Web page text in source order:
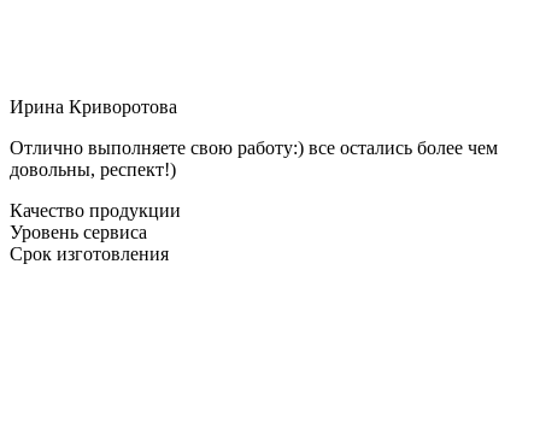
Ирина Криворотова
Отлично выполняете свою работу:) все остались более чем
довольны, респект!)
Качество продукции
Уровень сервиса
Срок изготовления